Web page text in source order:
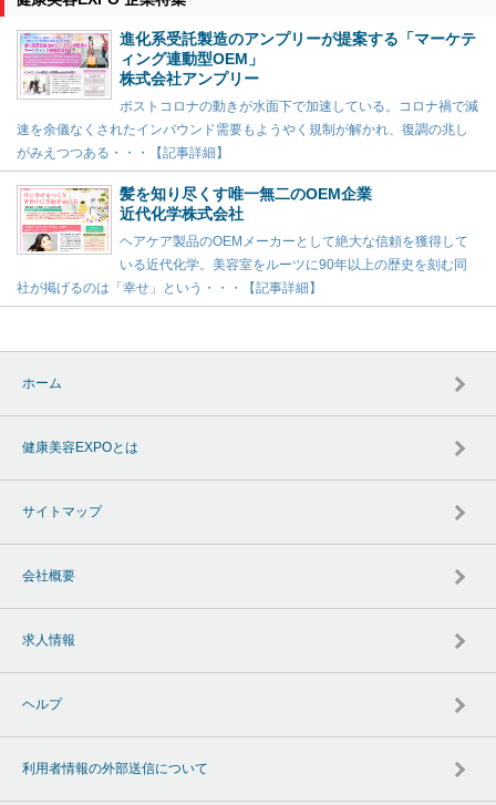
進化系受託製造のアンプリーが提案する「マーケテ
ィング連動型OEM」
株式会社アンプリー
ポストコロナの動きが水面下で加速している。コロナ禍で減
速を余儀なくされたインバウンド需要もようやく規制が解かれ、復調の兆し
がみえつつある・・・【記事詳細】
髪を知り尽くす唯一無二のOEM企業
近代化学株式会社
ヘアケア製品のOEMメーカーとして絶大な信頼を獲得して
いる近代化学。美容室をルーツに90年以上の歴史を刻む同
社が掲げるのは「幸せ」という・・・【記事詳細】
ホーム
健康美容EXPOとは
サイトマップ
会社概要
求人情報
ヘルプ
利用者情報の外部送信について